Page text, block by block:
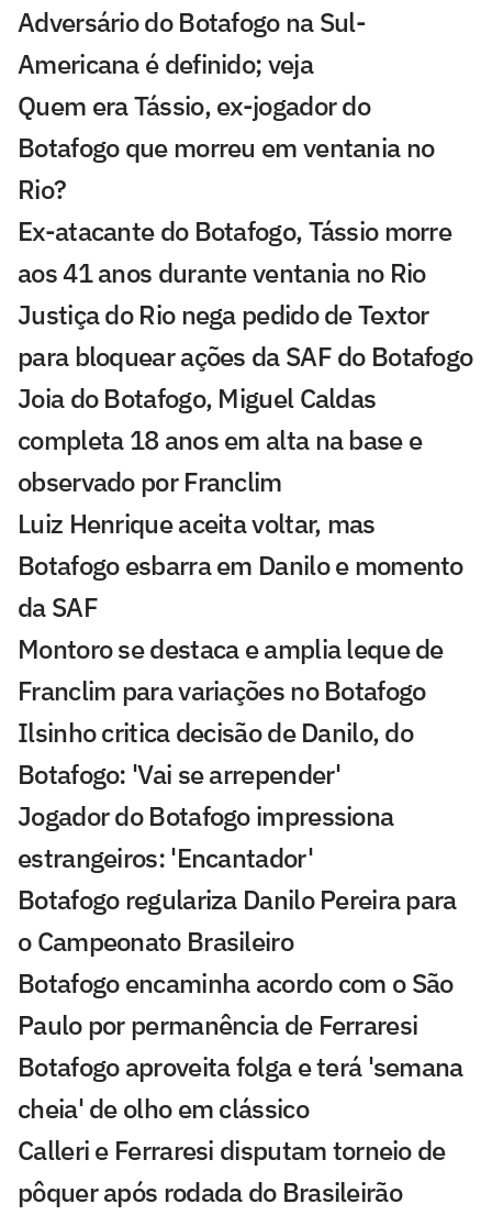
Adversário do Botafogo na Sul-
Americana é definido; veja
Quem era Tássio, ex-jogador do
Botafogo que morreu em ventania no
Rio?
Ex-atacante do Botafogo, Tássio morre
aos 41 anos durante ventania no Rio
Justiça do Rio nega pedido de Textor
para bloquear ações da SAF do Botafogo
Joia do Botafogo, Miguel Caldas
completa 18 anos em alta na base e
observado por Franclim
Luiz Henrique aceita voltar, mas
Botafogo esbarra em Danilo e momento
da SAF
Montoro se destaca e amplia leque de
Franclim para variações no Botafogo
Ilsinho critica decisão de Danilo, do
Botafogo: 'Vai se arrepender'
Jogador do Botafogo impressiona
estrangeiros: 'Encantador'
Botafogo regulariza Danilo Pereira para
o Campeonato Brasileiro
Botafogo encaminha acordo com o São
Paulo por permanência de Ferraresi
Botafogo aproveita folga e terá 'semana
cheia' de olho em clássico
Calleri e Ferraresi disputam torneio de
pôquer após rodada do Brasileirão